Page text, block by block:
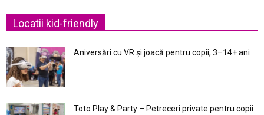
Locatii kid-friendly
Aniversări cu VR și joacă pentru copii, 3–14+ ani
Toto Play & Party – Petreceri private pentru copii